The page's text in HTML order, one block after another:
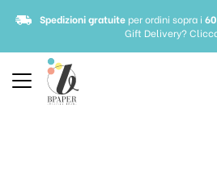
Spedizioni gratuiteper ordini sopra i
Gift Delivery?